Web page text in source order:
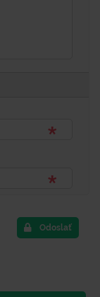
Odoslať